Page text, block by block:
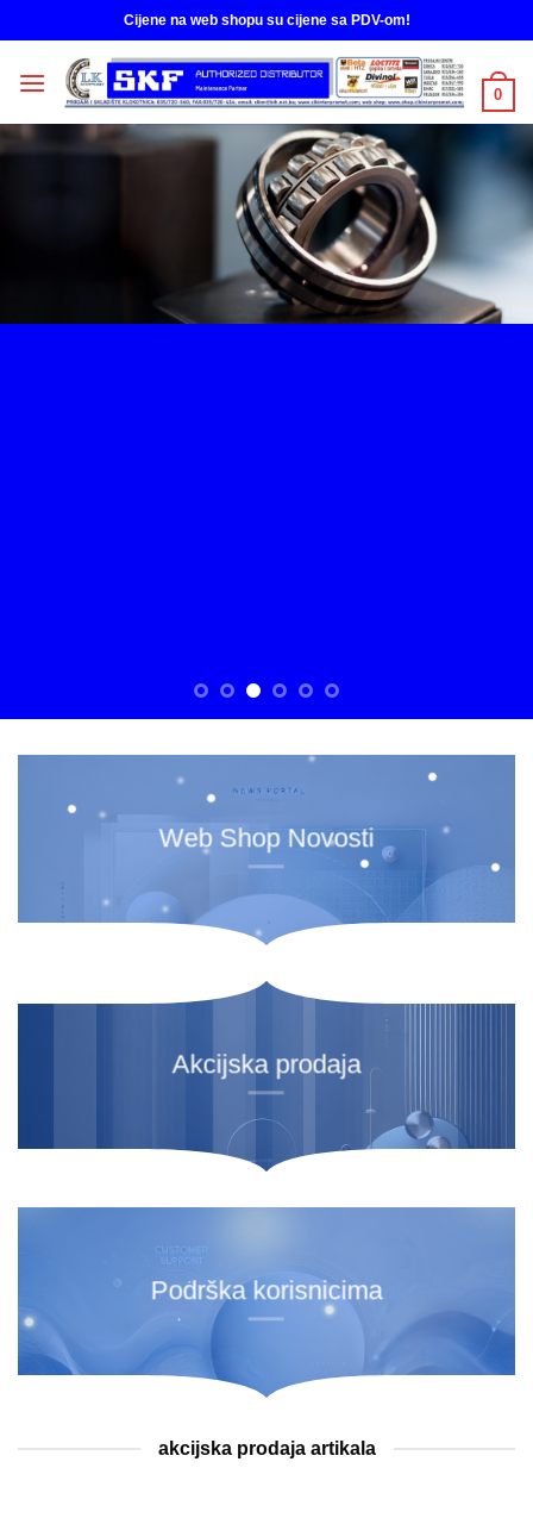
to
content
Cijene na web shopu su cijene sa PDV-om!
0
Web Shop Novosti
Akcijska prodaja
Podrška korisnicima
akcijska prodaja artikala